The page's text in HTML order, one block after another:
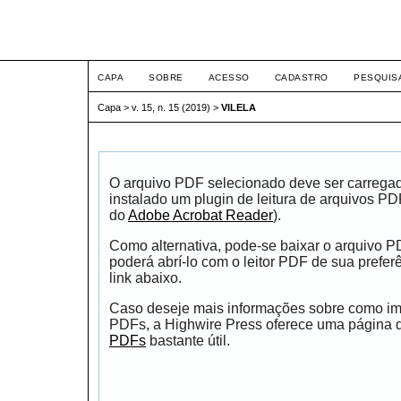
CAPA SOBRE ACESSO CADASTRO
Capa > v. 15, n. 15 (2019) > VILELA
O arquivo PDF selecionado deve ser
instalado um plugin de leitura de arquivos
doAdobe Acrobat Reader).
Como alternativa, pode-se baixar o arquivo
poderá abrí-lo com o leitor PDF de sua
link abaixo.
Caso deseje mais informações sobre como
PDFs, a Highwire Press oferece uma página
PDFs bastante útil.